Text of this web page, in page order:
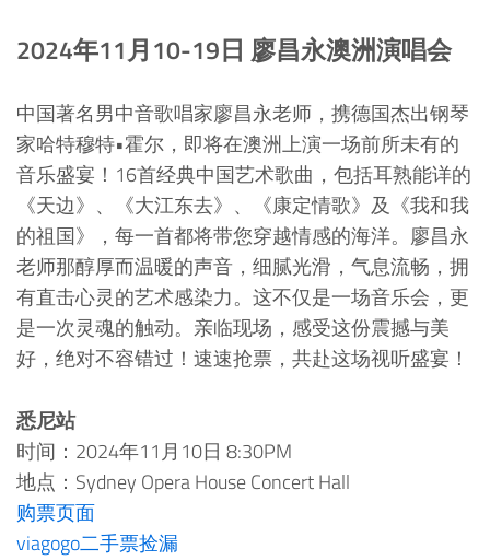
2024年11月10-19日 廖昌永澳洲演唱会
中国著名男中音歌唱家廖昌永老师，携德国杰出钢琴
家哈特穆特•霍尔，即将在澳洲上演一场前所未有的
音乐盛宴！16首经典中国艺术歌曲，包括耳熟能详的
《天边》、《大江东去》、《康定情歌》及《我和我
的祖国》，每一首都将带您穿越情感的海洋。廖昌永
老师那醇厚而温暖的声音，细腻光滑，气息流畅，拥
有直击心灵的艺术感染力。这不仅是一场音乐会，更
是一次灵魂的触动。亲临现场，感受这份震撼与美
好，绝对不容错过！速速抢票，共赴这场视听盛宴！
悉尼站
时间：2024年11月10日 8:30PM
地点：Sydney Opera House Concert Hall
购票页面
viagogo二手票捡漏